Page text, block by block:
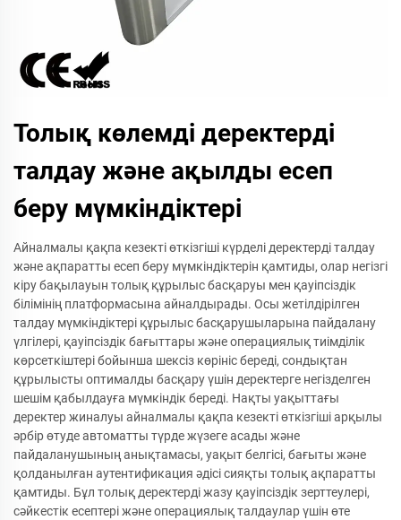
Толық көлемді деректерді
талдау және ақылды есеп
беру мүмкіндіктері
Айналмалы қақпа кезекті өткізгіші күрделі деректерді талдау
және ақпаратты есеп беру мүмкіндіктерін қамтиды, олар негізгі
кіру бақылауын толық құрылыс басқаруы мен қауіпсіздік
білімінің платформасына айналдырады. Осы жетілдірілген
талдау мүмкіндіктері құрылыс басқарушыларына пайдалану
үлгілері, қауіпсіздік бағыттары және операциялық тиімділік
көрсеткіштері бойынша шексіз көрініс береді, сондықтан
құрылысты оптималды басқару үшін деректерге негізделген
шешім қабылдауға мүмкіндік береді. Нақты уақыттағы
деректер жиналуы айналмалы қақпа кезекті өткізгіші арқылы
әрбір өтуде автоматты түрде жүзеге асады және
пайдаланушының анықтамасы, уақыт белгісі, бағыты және
қолданылған аутентификация әдісі сияқты толық ақпаратты
қамтиды. Бұл толық деректерді жазу қауіпсіздік зерттеулері,
сәйкестік есептері және операциялық талдаулар үшін өте